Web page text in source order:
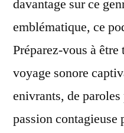
davantage sur ce
emblématique, ce
Préparez-vous à
voyage sonore
enivrants, de paroles
passion